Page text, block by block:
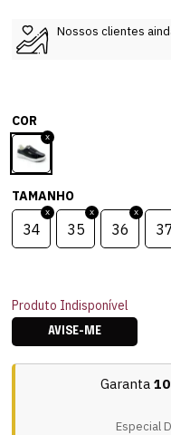
Nossos clientes
COR
TAMANHO
34 35 36
Produto Indisponível
AVISE-ME
Garanta
Especial